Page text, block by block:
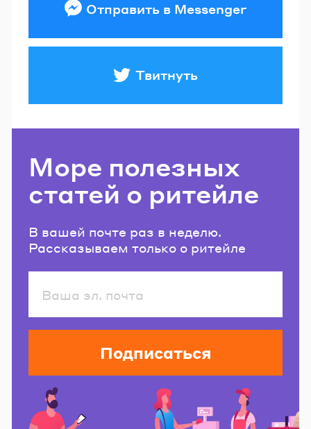
Отправить в Messenger
Твитнуть
Море полезных
статей о ритейле
В вашей почте раз в неделю.
Рассказываем только о ритейле
Подписаться